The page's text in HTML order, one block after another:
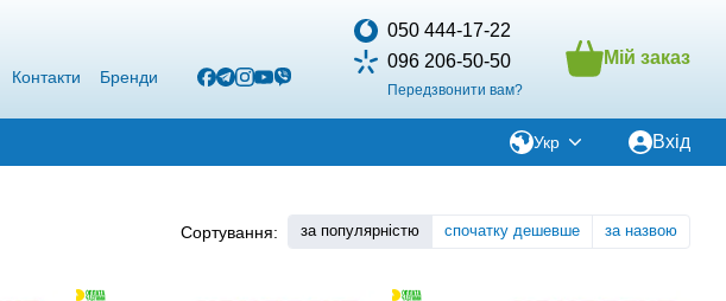
Контакти
Бренди
050 444-17-22
096 206-50-50
Передзвонити вам?
Мій заказ
Укр Вхід
Сортування: за популярністю спочатку дешевше за назвою